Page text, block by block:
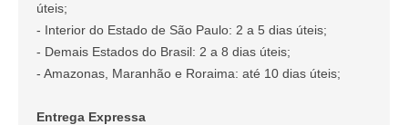
úteis;
- Interior do Estado de São Paulo: 2 a 5 dias úteis;
- Demais Estados do Brasil: 2 a 8 dias úteis;
- Amazonas, Maranhão e Roraima: até 10 dias úteis;
Entrega Expressa